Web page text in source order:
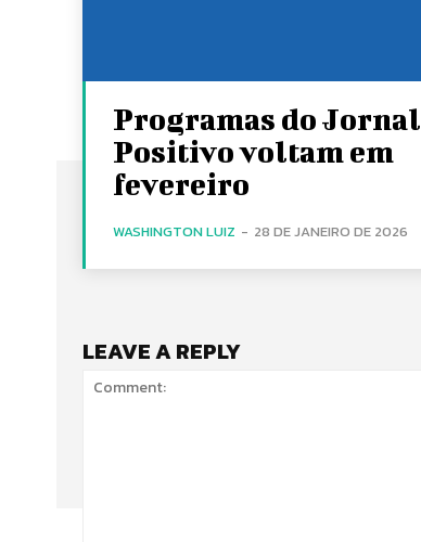
Programas do Jornal
Positivo voltam em
fevereiro
WASHINGTON LUIZ - 28 DE JANEIRO DE 2026
LEAVE A REPLY